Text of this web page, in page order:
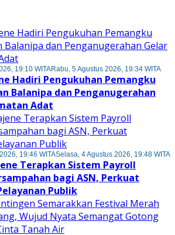
19:10 WITARabu, 5 Agustus 2026, 19:34 WITA
Hadiri Pengukuhan Pemangku
Balanipa dan Penganugerahan
Adat
19:46 WITASelasa, 4 Agustus 2026, 19:48 WITA
Terapkan Sistem Payroll
bagi ASN, Perkuat
Publik